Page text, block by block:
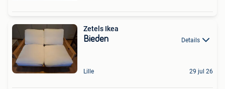
Zetels Ikea
Bieden Details
Lille 29 jul 26